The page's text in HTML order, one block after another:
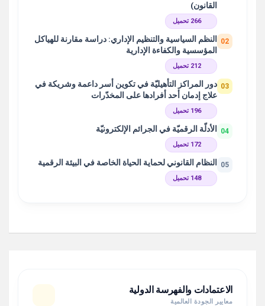
القانون)
266 تحميل
02
النظم السياسية والتنظيم الإداري: دراسة مقارنة للهياكل
المؤسسية والكفاءة الإدارية
212 تحميل
03 دور المراكز التأهيليّة في تكوين أسر داعمة وشريكة في
علاج إدمان أحد أفرادها على المخدّرات
196 تحميل
04 الأدلّة الرقميّة في الجرائم الإلكترونيّة
172 تحميل
05 النظام القانوني لحماية الحياة الخاصة في البيئة الرقمية
148 تحميل
الاعتمادات والفهرسة الدولية
معايير الجودة العالمية